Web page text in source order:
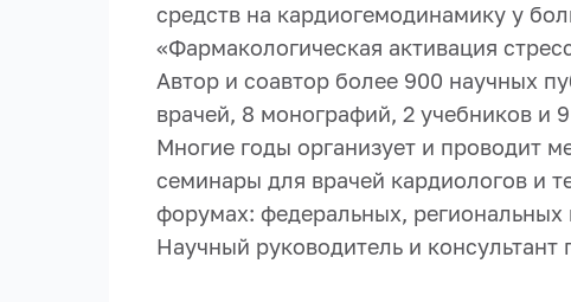
средств на кардиогемодинамику у
«Фармакологическая активация
Автор и соавтор более 900 научных
врачей, 8 монографий, 2 учебников и
Многие годы организует и проводит
семинары для врачей кардиологов и
форумах: федеральных,
Научный руководитель и